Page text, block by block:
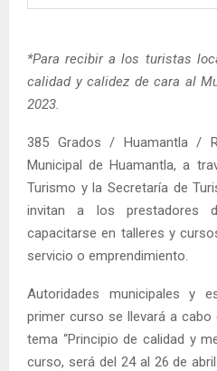
*Para recibir a los turistas
calidad y calidez de cara al
2023.
385 Grados / Huamantla /
Municipal de Huamantla, a
Turismo y la Secretaría de
invitan a los prestadores
capacitarse en talleres y
servicio o emprendimiento.
Autoridades municipales y
primer curso se llevará a cabo
tema “Principio de calidad y
curso, será del 24 al 26 de